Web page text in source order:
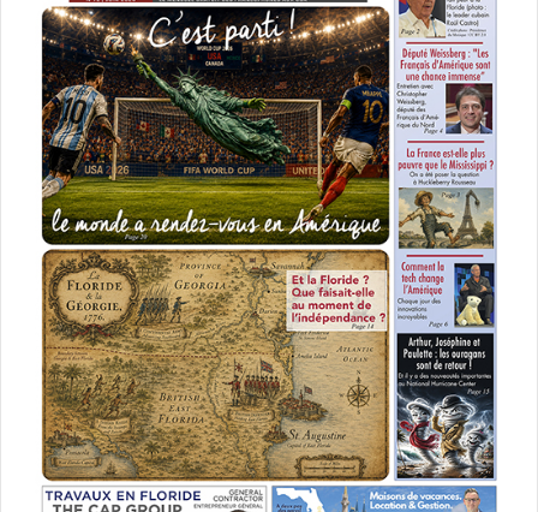
c corp company créer
entreprise États-Unis d'Amérique (USA)
Floride inc lancer llc
monter partnership s corp
société sole proprietorship